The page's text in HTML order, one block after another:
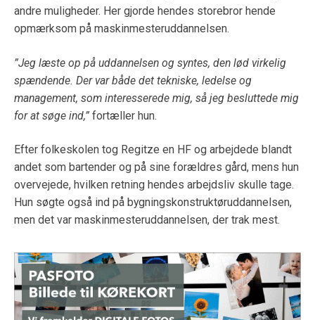
andre muligheder. Her gjorde hendes storebror hende
opmærksom på maskinmesteruddannelsen.
”Jeg læste op på uddannelsen og syntes, den lød virkelig
spændende. Der var både det tekniske, ledelse og
management, som interesserede mig, så jeg besluttede mig
for at søge ind,” fortæller hun.
Efter folkeskolen tog Regitze en HF og arbejdede blandt
andet som bartender og på sine forældres gård, mens hun
overvejede, hvilken retning hendes arbejdsliv skulle tage.
Hun søgte også ind på bygningskonstruktøruddannelsen,
men det var maskinmesteruddannelsen, der trak mest.